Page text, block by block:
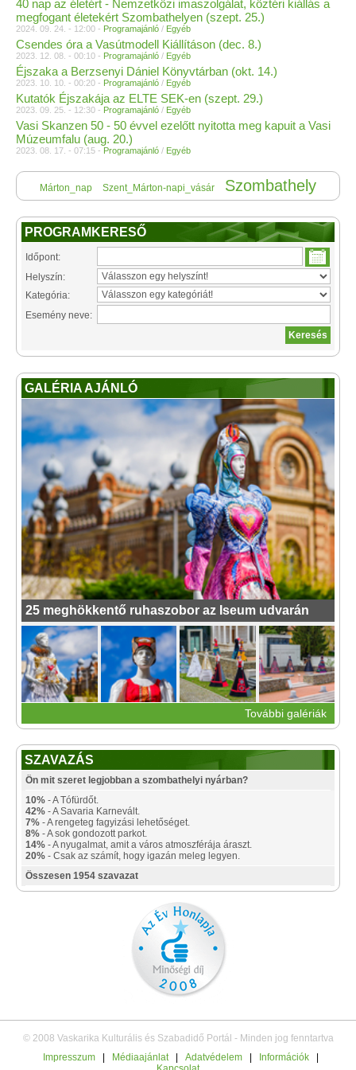
40 nap az életért - Nemzetközi imaszolgálat, köztéri kiállás a
megfogant életekért Szombathelyen (szept. 25.)
2024. 09. 24. - 12:00 - Programajánló / Egyéb
Csendes óra a Vasútmodell Kiállításon (dec. 8.)
2023. 12. 08. - 00:10 - Programajánló / Egyéb
Éjszaka a Berzsenyi Dániel Könyvtárban (okt. 14.)
2023. 10. 10. - 00:20 - Programajánló / Egyéb
Kutatók Éjszakája az ELTE SEK-en (szept. 29.)
2023. 09. 25. - 12:30 - Programajánló / Egyéb
Vasi Skanzen 50 - 50 évvel ezelőtt nyitotta meg kapuit a Vasi
Múzeumfalu (aug. 20.)
2023. 08. 17. - 07:15 - Programajánló / Egyéb
Márton_nap Szent_Márton-napi_vásár Szombathely
PROGRAMKERESŐ
Időpont:
Helyszín:
Kategória:
Esemény neve:
GALÉRIA AJÁNLÓ
25 meghökkentő ruhaszobor az Iseum udvarán
További galériák
SZAVAZÁS
Ön mit szeret legjobban a szombathelyi nyárban?
10% - A Tófürdőt.
42% - A Savaria Karnevált.
7% - A rengeteg fagyizási lehetőséget.
8% - A sok gondozott parkot.
14% - A nyugalmat, amit a város atmoszférája áraszt.
20% - Csak az számít, hogy igazán meleg legyen.
Összesen 1954 szavazat
© 2008 Vaskarika Kulturális és Szabadidő Portál - Minden jog fenntartva
Impresszum
Médiaajánlat Adatvédelem Információk